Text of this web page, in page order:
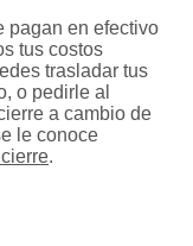
pagan en efectivo
tus costos
trasladar tus
o pedirle al
a cambio de
le conoce
.